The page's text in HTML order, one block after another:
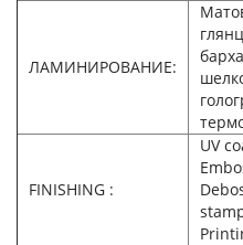
ЛАМИНИРОВАНИЕ:
FINISHING :
UV